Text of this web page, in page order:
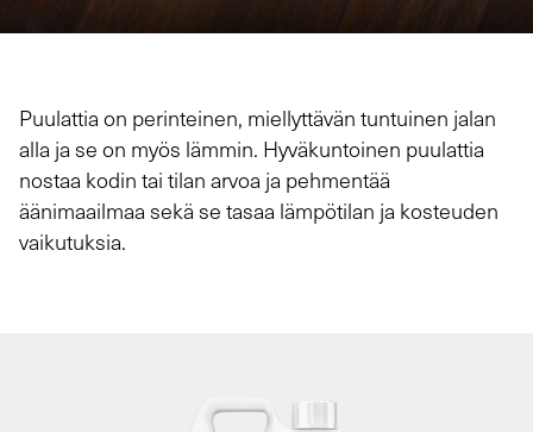
Puulattia on perinteinen, miellyttävän tuntuinen jalan
alla ja se on myös lämmin. Hyväkuntoinen puulattia
nostaa kodin tai tilan arvoa ja pehmentää
äänimaailmaa sekä se tasaa lämpötilan ja kosteuden
vaikutuksia.